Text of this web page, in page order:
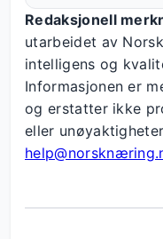
Redaksjonell
utarbeidet av
intelligens og
Informasjonen er
og erstatter ikke
eller